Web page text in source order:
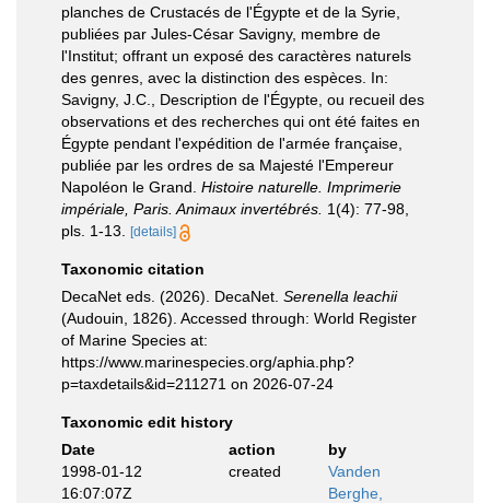
planches de Crustacés de l'Égypte et de la Syrie,
publiées par Jules-César Savigny, membre de
l'Institut; offrant un exposé des caractères naturels
des genres, avec la distinction des espèces. In:
Savigny, J.C., Description de l'Égypte, ou recueil des
observations et des recherches qui ont été faites en
Égypte pendant l'expédition de l'armée française,
publiée par les ordres de sa Majesté l'Empereur
Napoléon le Grand. Histoire naturelle. Imprimerie
impériale, Paris. Animaux invertébrés. 1(4): 77-98,
pls. 1-13.
[details]
Taxonomic citation
DecaNet eds. (2026). DecaNet. Serenella leachii
(Audouin, 1826). Accessed through: World Register
of Marine Species at:
https://www.marinespecies.org/aphia.php?
p=taxdetails&id=211271 on 2026-07-24
Taxonomic edit history
Date
action
by
1998-01-12
16:07:07Z
created
Vanden
Berghe,